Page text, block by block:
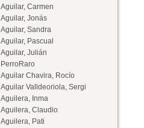
Aguilar, Carmen
Aguilar, Jonás
Aguilar, Sandra
Aguilar, Pascual
Aguilar, Julián
PerroRaro
Aguilar Chavira, Rocío
Aguilar Valldeoriola, Sergi
Aguilera, Inma
Aguilera, Claudio
Aguilera, Pati